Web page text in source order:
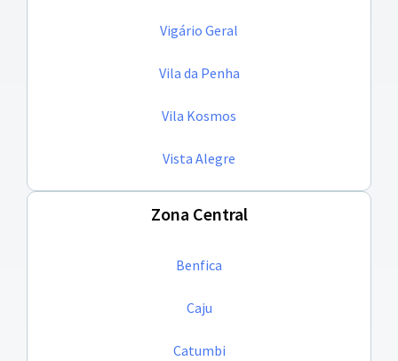
Vigário Geral
Vila da Penha
Vila Kosmos
Vista Alegre
Zona Central
Benfica
Caju
Catumbi